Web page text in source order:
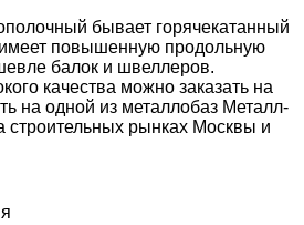
бывает горячекатанный
повышенную продольную
балок и швеллеров.
качества можно заказать на
на одной из металлобаз Металл-
рынках Москвы и